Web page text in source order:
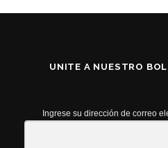
UNITE A NUESTRO
Ingrese su dirección de correo